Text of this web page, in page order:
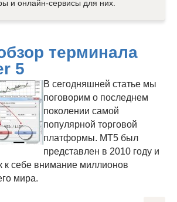
и онлайн-сервисы для них.
терминала
5
В сегодняшней статье мы
поговорим о последнем
поколении самой
популярной торговой
платформы. MT5 был
представлен в 2010 году и
к себе внимание миллионов
мира.